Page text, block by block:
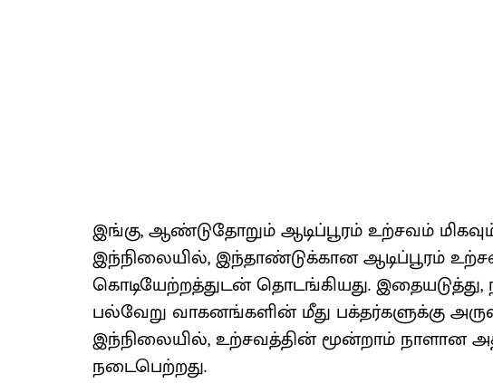
இங்கு, ஆண்டுதோறும் ஆடிப்பூரம் உற்சவம்
இந்நிலையில், இந்தாண்டுக்கான ஆடிப்பூரம்
கொடியேற்றத்துடன் தொடங்கியது. இதையடுத்து,
பல்வேறு வாகனங்களின் மீது பக்தர்களுக்கு
இந்நிலையில், உற்சவத்தின் மூன்றாம் நாளான
நடைபெற்றது.